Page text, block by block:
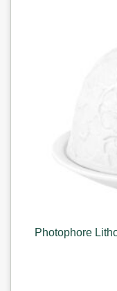
Photophore